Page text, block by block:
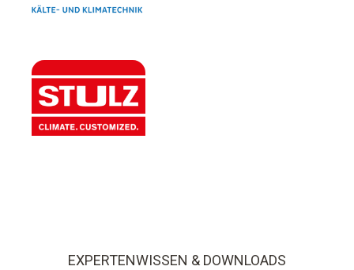
EXPERTENWISSEN & DOWNLOADS